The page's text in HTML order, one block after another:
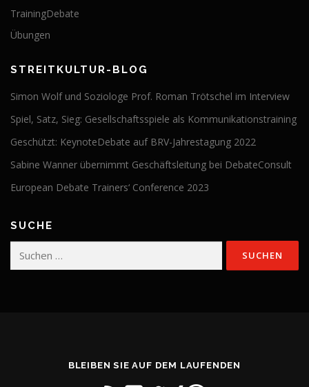
TrainingDebate
Übungen
STREITKULTUR-BLOG
Simon Wolf und Soziologe Prof. Roman Trötschel im Interview
Spiel, Satz, Sieg: Gesellschaftsspiele als Kommunikationstraining
Geschützt: KeynoteDebate auf BRV-Jahrestagung 2022
Sabine Wanner übernimmt Geschäftsleitung bei DebateConsult
European Debate Trainers‘ Conference 2023
SUCHE
Suchen
BLEIBEN SIE AUF DEM LAUFENDEN